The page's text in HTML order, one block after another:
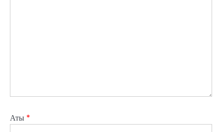
Аты *